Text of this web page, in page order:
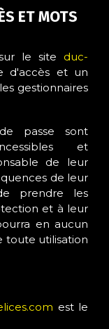
ET MOTS
le site duc-
d'accès et un
gestionnaires
passe sont
et
de leur
de leur
prendre les
et à leur
en aucun
toute utilisation
est le